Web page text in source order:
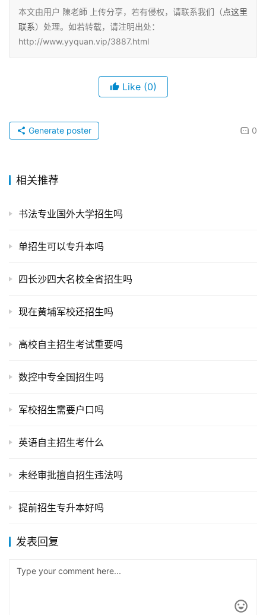
本文由用户 陳老師 上传分享，若有侵权，请联系我们（点这里
联系）处理。如若转载，请注明出处：
http://www.yyquan.vip/3887.html
Like (0)
0
Generate poster
相关推荐
书法专业国外大学招生吗
单招生可以专升本吗
四长沙四大名校全省招生吗
现在黄埔军校还招生吗
高校自主招生考试重要吗
数控中专全国招生吗
军校招生需要户口吗
英语自主招生考什么
未经审批擅自招生违法吗
提前招生专升本好吗
发表回复